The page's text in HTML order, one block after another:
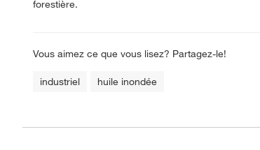
forestière.
Vous aimez ce que vous lisez? Partagez-le!
industriel huile inondée